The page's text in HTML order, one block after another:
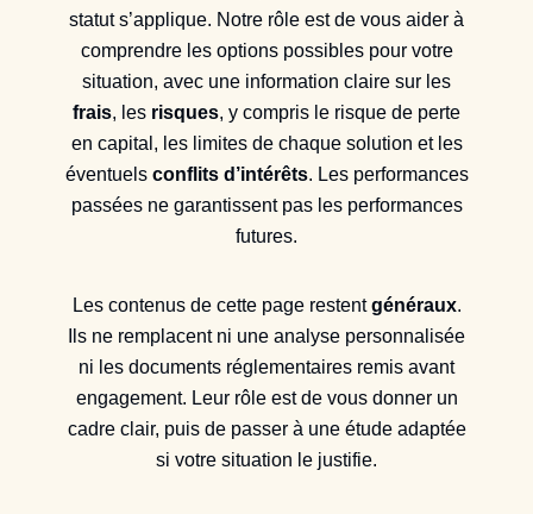
statut s’applique. Notre rôle est de vous aider à
comprendre les options possibles pour votre
situation, avec une information claire sur les
frais, les risques, y compris le risque de perte
en capital, les limites de chaque solution et les
éventuels conflits d’intérêts. Les performances
passées ne garantissent pas les performances
futures.
Les contenus de cette page restentgénéraux.
Ils ne remplacent ni une analyse personnalisée
ni les documents réglementaires remis avant
engagement. Leur rôle est de vous donner un
cadre clair, puis de passer à une étude adaptée
si votre situation le justifie.